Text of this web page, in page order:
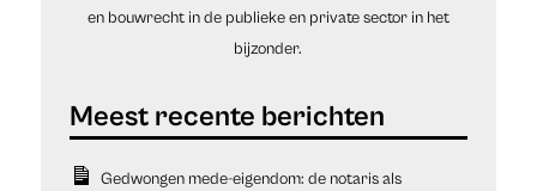
en bouwrecht in de publieke en private sector in het
bijzonder.
Gedwongen mede-eigendom: de notaris als